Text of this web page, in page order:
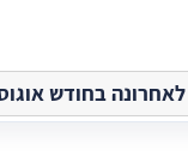
בחודש אוגוסט